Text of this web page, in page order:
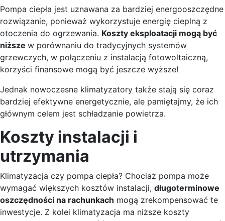
Pompa ciepła jest uznawana za bardziej energooszczędne
rozwiązanie, ponieważ wykorzystuje energię cieplną z
otoczenia do ogrzewania. Koszty eksploatacji mogą być
niższe w porównaniu do tradycyjnych systemów
grzewczych, w połączeniu z instalacją fotowoltaiczną,
korzyści finansowe mogą być jeszcze wyższe!
Jednak nowoczesne klimatyzatory także stają się coraz
bardziej efektywne energetycznie, ale pamiętajmy, że ich
głównym celem jest schładzanie powietrza.
Koszty instalacji i
utrzymania
Klimatyzacja czy pompa ciepła? Chociaż pompa może
wymagać większych kosztów instalacji, długoterminowe
oszczędności na rachunkach mogą zrekompensować te
inwestycje. Z kolei klimatyzacja ma niższe koszty